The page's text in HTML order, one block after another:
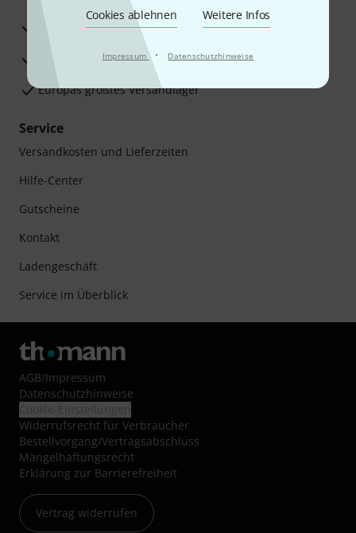
Cookies ablehnen Weitere Infos
Impressum · Datenschutzhinweise
Beratung durch Fachexperten
Zufriedenheitsgarantie
Europas größtes Versandlager
Service
Versandkosten und Lieferzeiten
Hilfe-Center
Gutscheine
Kontakt
Ladengeschäft
Service im Überblick
AGB/Impressum
Datenschutzhinweise
Widerrufsrecht für Verbraucher
Bestellvorgang/Vertragsabschluss
Mängelhaftungsrecht
Erklärung zur Barrierefreiheit
Vertrag widerrufen